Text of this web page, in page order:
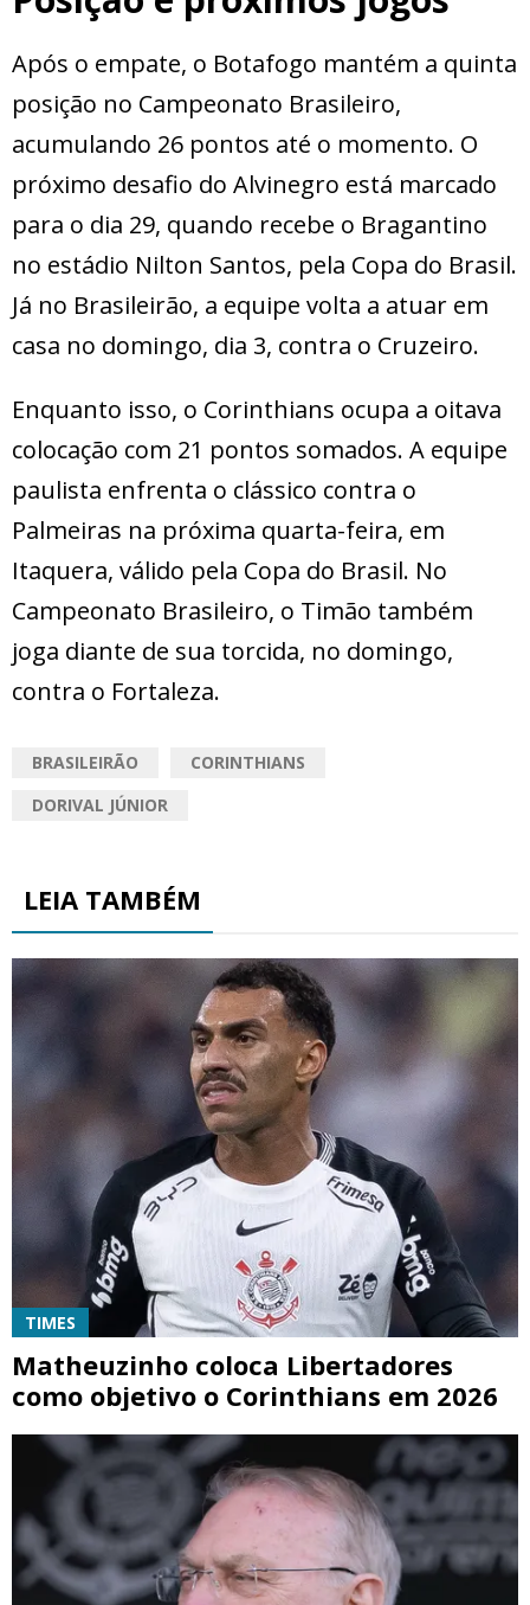
Após o empate, o Botafogo mantém a quinta
posição no Campeonato Brasileiro,
acumulando 26 pontos até o momento. O
próximo desafio do Alvinegro está marcado
para o dia 29, quando recebe o Bragantino
no estádio Nilton Santos, pela Copa do Brasil.
Já no Brasileirão, a equipe volta a atuar em
casa no domingo, dia 3, contra o Cruzeiro.
Enquanto isso, o Corinthians ocupa a oitava
colocação com 21 pontos somados. A equipe
paulista enfrenta o clássico contra o
Palmeiras na próxima quarta-feira, em
Itaquera, válido pela Copa do Brasil. No
Campeonato Brasileiro, o Timão também
joga diante de sua torcida, no domingo,
contra o Fortaleza.
BRASILEIRÃO
CORINTHIANS
DORIVAL JÚNIOR
LEIA TAMBÉM
TIMES
Matheuzinho coloca Libertadores
como objetivo o Corinthians em 2026